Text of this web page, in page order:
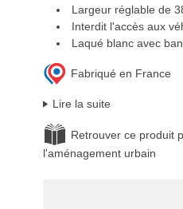
Largeur réglable de
Interdit l'accès aux
Laqué blanc avec
Fabriqué en France
Lire la suite
Retrouver ce produit
l'aménagement urbain